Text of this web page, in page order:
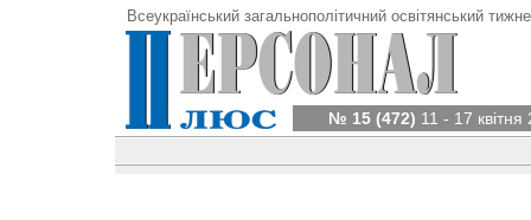
Всеукраїнський загальнополітичний освітянський
№ 15 (472) 11 - 17 квітня